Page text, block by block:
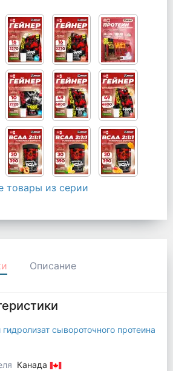
товары из серии
Описание
гидролизат сывороточного протеина
Канада